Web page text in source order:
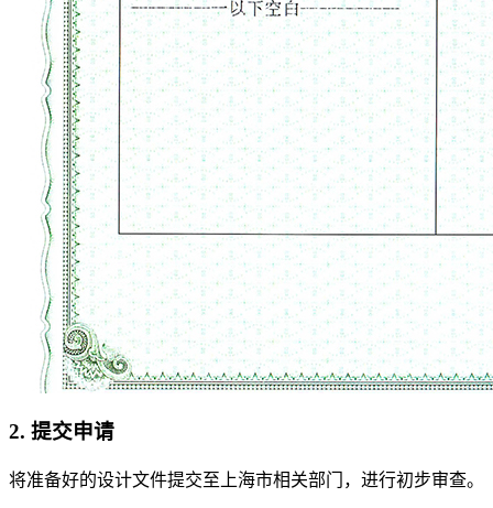
2. 提交申请
将准备好的设计文件提交至上海市相关部门，进行初步审查。